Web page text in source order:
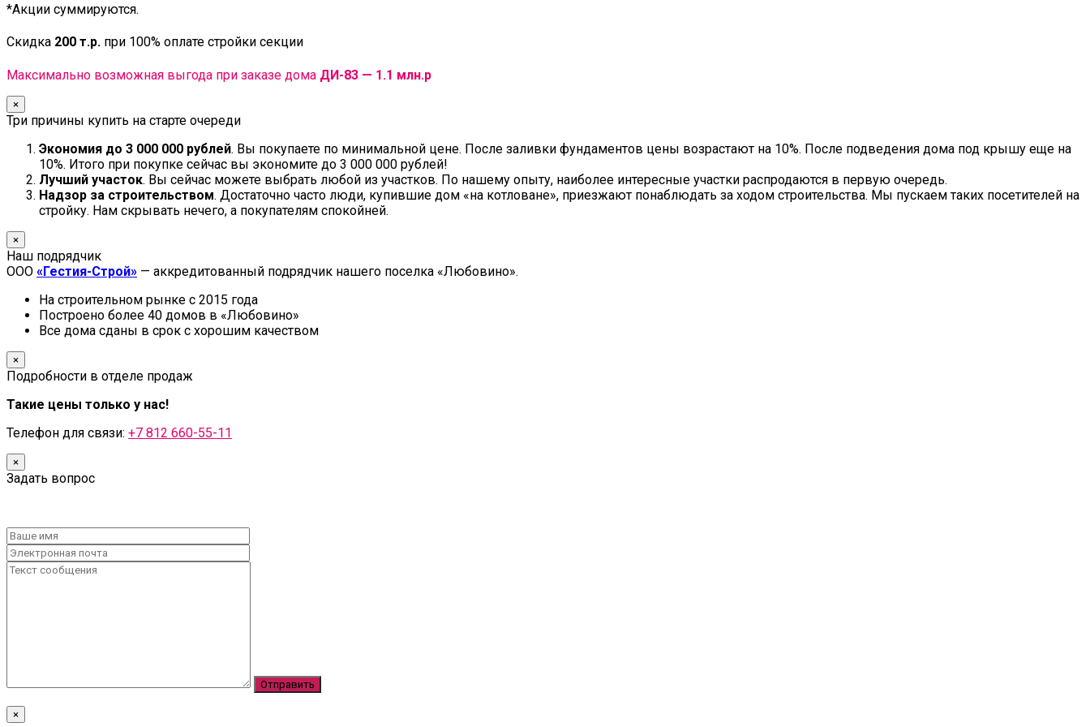
*Акции суммируются.
Скидка 200 т.р. при 100% оплате стройки секции
Максимально возможная выгода при заказе дома ДИ-83 — 1.1 млн.р
×
Три причины купить на старте очереди
Экономия до 3 000 000 рублей. Вы покупаете по минимальной цене. После заливки фундаментов цены возрастают на 10%. После подведения дома под крышу еще на
10%. Итого при покупке сейчас вы экономите до 3 000 000 рублей!
Лучший участок. Вы сейчас можете выбрать любой из участков. По нашему опыту, наиболее интересные участки распродаются в первую очередь.
Надзор за строительством. Достаточно часто люди, купившие дом «на котловане», приезжают понаблюдать за ходом строительства. Мы пускаем таких посетителей на
стройку. Нам скрывать нечего, а покупателям спокойней.
×
Наш подрядчик
ООО «Гестия-Строй» — аккредитованный подрядчик нашего поселка «Любовино».
На строительном рынке с 2015 года
Построено более 40 домов в «Любовино»
Все дома сданы в срок с хорошим качеством
×
Подробности в отделе продаж
Такие цены только у нас!
Телефон для связи: +7 812 660-55-11
×
Задать вопрос
×